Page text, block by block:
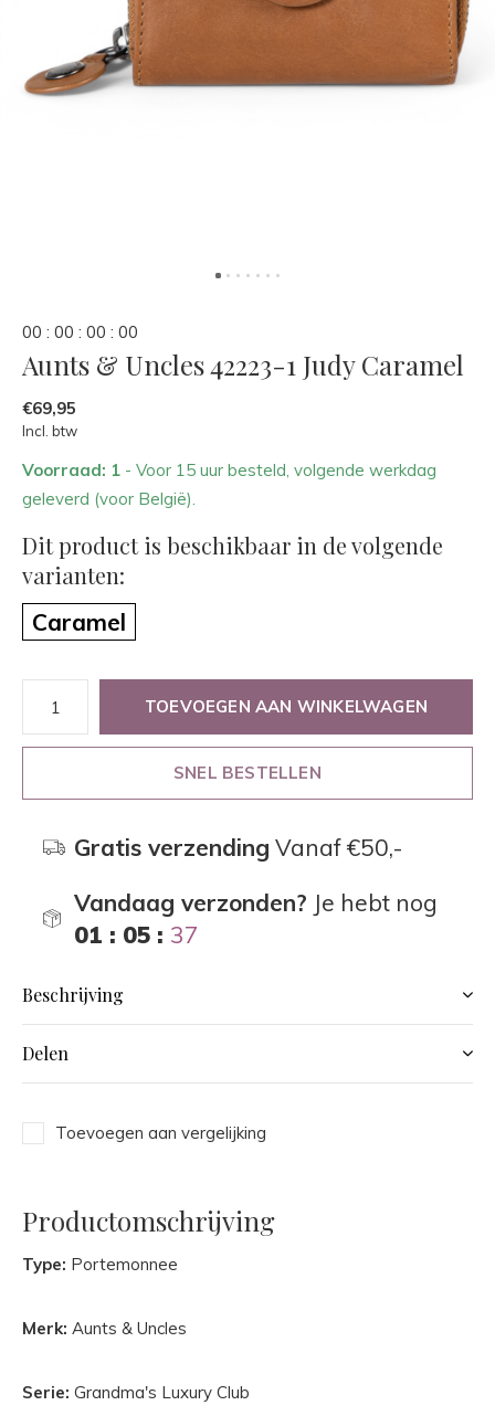
00 : 00 : 00 : 00
Aunts & Uncles 42223-1 Judy Caramel
€69,95
Incl. btw
Voorraad: 1 - Voor 15 uur besteld, volgende werkdag
geleverd (voor België).
Dit product is beschikbaar in de volgende
varianten:
Caramel
TOEVOEGEN AAN WINKELWAGEN
SNEL BESTELLEN
Gratis verzending Vanaf €50,-
Vandaag verzonden? Je hebt nog
01 : 05 : 37
Beschrijving
Delen
Toevoegen aan vergelijking
Productomschrijving
Type: Portemonnee
Merk: Aunts & Uncles
Serie: Grandma's Luxury Club